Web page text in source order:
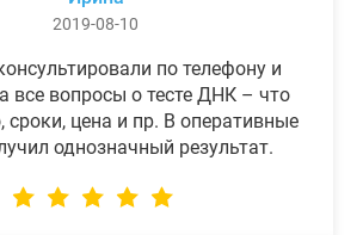
2019-08-10
по телефону и
все вопросы о тесте ДНК – что
сроки, цена и пр. В оперативные
однозначный результат.